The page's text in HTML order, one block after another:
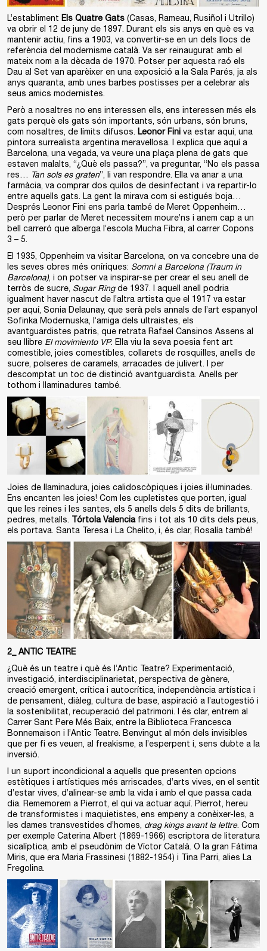
L’establiment Els Quatre Gats (Casas, Rameau, Rusiñol i Utrillo)
va obrir el 12 de juny de 1897. Durant els sis anys en què es va
mantenir actiu, fins a 1903, va convertir-se en un dels llocs de
referència del modernisme català. Va ser reinaugurat amb el
mateix nom a la dècada de 1970. Potser per aquesta raó els
Dau al Set van aparèixer en una exposició a la Sala Parés, ja als
anys quaranta, amb unes barbes postisses per a celebrar als
seus amics modernistes.
Però a nosaltres no ens interessen ells, ens interessen més els
gats perquè els gats són importants, són urbans, són bruns,
com nosaltres, de límits difusos. Leonor Fini va estar aquí, una
pintora surrealista argentina meravellosa. I explica que aquí a
Barcelona, una vegada, va veure una plaça plena de gats que
estaven malalts, “¿Què els passa?”, va preguntar, “No els passa
res… Tan sols es graten”, li van respondre. Ella va anar a una
farmàcia, va comprar dos quilos de desinfectant i va repartir-lo
entre aquells gats. La gent la mirava com si estigués boja…
Després Leonor Fini ens parla també de Meret Oppenheim…
però per parlar de Meret necessitem moure’ns i anem cap a un
bell carreró que alberga l’escola Mucha Fibra, al carrer Copons
3 – 5.
El 1935, Oppenheim va visitar Barcelona, on va concebre una de
les seves obres més oníriques: Somni a Barcelona (Traum in
Barcelona), i on potser va inspirar-se per crear el seu anell de
terròs de sucre, Sugar Ringde 1937. I aquell anell podria
igualment haver nascut de l’altra artista que el 1917 va estar
per aquí, Sonia Delaunay, que serà pels annals de l’art espanyol
Sofinka Modernuska, l’amiga dels ultraistes, els
avantguardistes patris, que retrata Rafael Cansinos Assens al
seu llibre El movimiento VP. Ella viu la seva poesia fent art
comestible, joies comestibles, collarets de rosquilles, anells de
sucre, polseres de caramels, arracades de julivert. I per
descomptat un toc de distinció avantguardista. Anells per
tothom i llaminadures també.
Joies de llaminadura, joies calidoscòpiques i joies il·luminades.
Ens encanten les joies! Com les cupletistes que porten, igual
que les reines i les santes, els 5 anells dels 5 dits de brillants,
pedres, metalls. Tórtola Valenciafins i tot als 10 dits dels peus,
els portava. Santa Teresa i La Chelito, i, és clar, Rosalía també!
2_ ANTIC TEATRE
¿Què és un teatre i què és l’Antic Teatre? Experimentació,
investigació, interdisciplinarietat, perspectiva de gènere,
creació emergent, crítica i autocrítica, independència artística i
de pensament, diàleg, cultura de base, aspiració a l’autogestió i
la sostenibilitat, recuperació del patrimoni. I és clar, entrem al
Carrer Sant Pere Més Baix, entre la Biblioteca Francesca
Bonnemaison i l’Antic Teatre. Benvingut al món dels invisibles
que per fi es veuen, al freakisme, a l’esperpent i, sens dubte a la
inversió.
I un suport incondicional a aquells que presenten opcions
estètiques i artístiques més arriscades, d’arts vives, en el sentit
d’estar vives, d’alinear-se amb la vida i amb el que passa cada
dia. Rememorem a Pierrot, el qui va actuar aquí. Pierrot, hereu
de transformistes i maquietistes, ens empeny a conèixer-les, a
les dames transvestides d’homes, drag kings avant la lettre. Com
per exemple Caterina Albert (1869-1966) escriptora de literatura
sicalíptica, amb el pseudònim de Víctor Català. O la gran Fátima
Miris, que era Maria Frassinesi (1882-1954) i Tina Parri, alies La
Fregolina.